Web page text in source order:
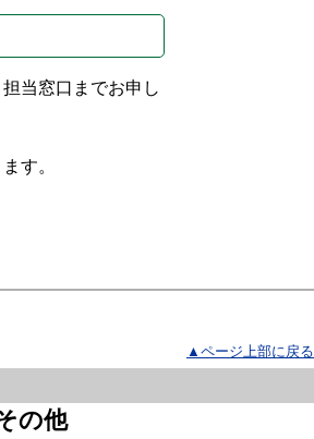
当窓口までお申し
す。
▲ページ上部に戻る
の他